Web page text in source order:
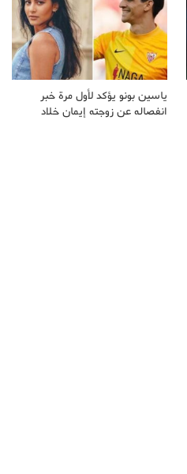
ياسين بونو يؤكد لأول مرة خبر
انفصاله عن زوجته إيمان خلاد